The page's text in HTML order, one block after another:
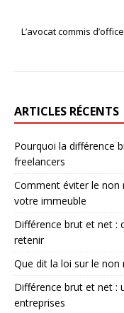
L’avocat commis
ARTICLES RÉCENTS
Pourquoi la différence
freelancers
Comment éviter le non
votre immeuble
Différence brut et net :
retenir
Que dit la loi sur le
Différence brut et net :
entreprises